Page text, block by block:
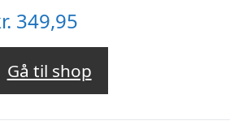
349,95
Gå til shop